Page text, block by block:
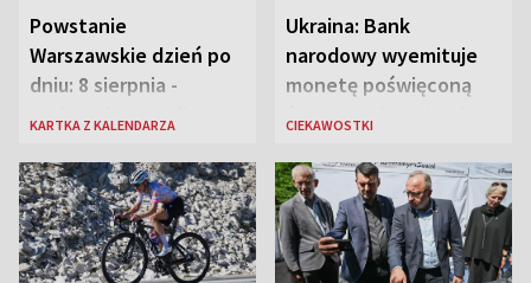
Powstanie
Warszawskie dzień po
dniu: 8 sierpnia -
rozbrzmiewa radio
„Antka Rozpylacza”
KARTKA Z KALENDARZA
Ukraina: Bank
narodowy wyemituje
monetę poświęconą
św. Janowi Pawłowi II
CIEKAWOSTKI